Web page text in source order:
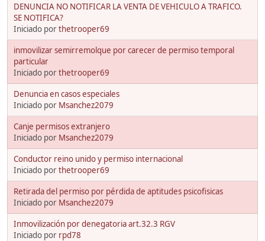
DENUNCIA NO NOTIFICAR LA VENTA DE VEHICULO A TRAFICO.
SE NOTIFICA?
Iniciado porthetrooper69
inmovilizar semirremolque por carecer de permiso temporal
particular
Iniciado porthetrooper69
Denuncia en casos especiales
Iniciado por Msanchez2079
Canje permisos extranjero
Iniciado por Msanchez2079
Conductor reino unido y permiso internacional
Iniciado porthetrooper69
Retirada del permiso por pérdida de aptitudes psicofisicas
Iniciado por Msanchez2079
Inmovilización por denegatoria art.32.3 RGV
Iniciado por rpd78